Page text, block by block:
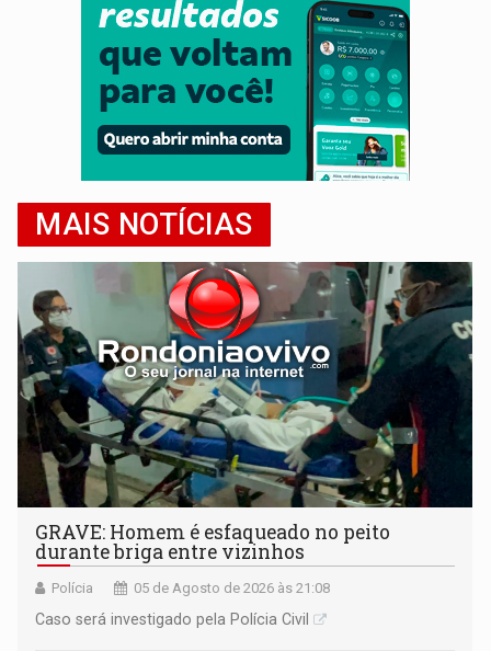
MAIS NOTÍCIAS
GRAVE: Homem é esfaqueado no peito
durante briga entre vizinhos
Polícia 05 de Agosto de 2026 às 21:08
Caso será investigado pela Polícia Civil